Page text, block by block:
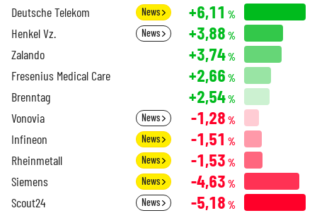
Deutsche Telekom News +6,11 %
Henkel Vz. News +3,88 %
Zalando +3,74%
Fresenius Medical Care +2,66 %
Brenntag +2,54%
Vonovia News -1,28 %
Infineon News -1,51 %
Rheinmetall News -1,53 %
Siemens News -4,63 %
Scout24 News -5,18 %